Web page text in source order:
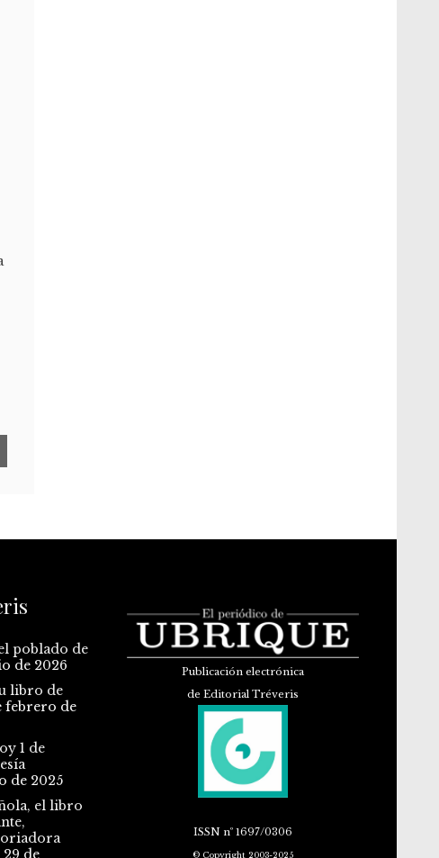
poblado de
de 2026
libro de
febrero de
1 de
de 2025
el libro
29 de
Publicación electrónica
de Editorial Tréveris
ISSNnº 1697/0306
© Copyright 2003-2025